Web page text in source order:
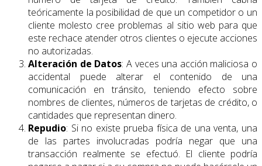
teóricamente la posibilidad de que un competidor o un
cliente molesto cree problemas al sitio web para que
este rechace atender otros clientes o ejecute acciones
no autorizadas.
Alteración de Datos: A veces una acción maliciosa o
accidental puede alterar el contenido de una
comunicación en tránsito, teniendo efecto sobre
nombres de clientes, números de tarjetas de crédito, o
cantidades que representan dinero.
Repudio: Si no existe prueba física de una venta, una
de las partes involucradas podría negar que una
transacción realmente se efectuó. El cliente podría